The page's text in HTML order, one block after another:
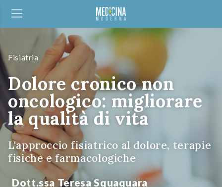
Fisiatria
Dolore cronico non
oncologico: migliorare
la qualità di vita
L'approccio fisiatrico al dolore, terapie
fisiche e farmacologiche
Dott.ssa Teresa Squaquara